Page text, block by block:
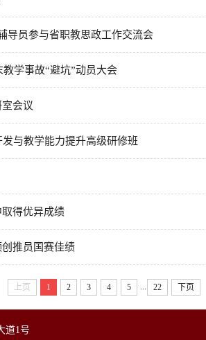
员参与省职教思政工作交流会
学事故“避坑”动员大会
会议
与教学能力提升高级研修班
得优异成绩
推员国赛佳绩
上页 1 2 3 4 5 22 下页
道1号